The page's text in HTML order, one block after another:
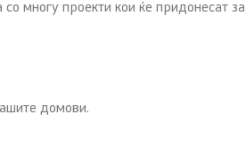
многу проекти кои ќе придонесат за
домови.